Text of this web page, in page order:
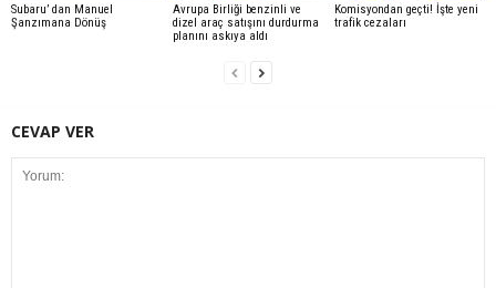
Subaru’ dan Manuel
Şanzımana Dönüş
Avrupa Birliği benzinli ve
dizel araç satışını durdurma
planını askıya aldı
Komisyondan geçti! İşte yeni
trafik cezaları
CEVAP VER